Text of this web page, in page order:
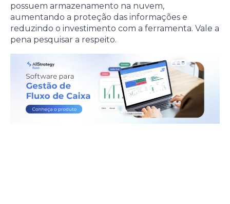
possuem armazenamento na nuvem,
aumentando a proteção das informações e
reduzindo o investimento com a ferramenta. Vale a
pena pesquisar a respeito.